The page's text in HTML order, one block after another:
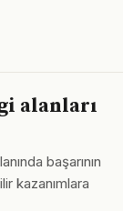
alanları
başarının
kazanımlara